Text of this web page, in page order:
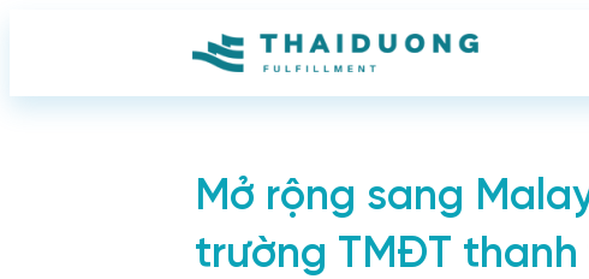
Mở rộng sang
trường TMĐT